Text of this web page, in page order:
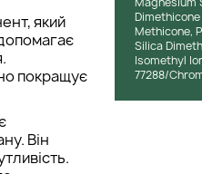
який
покращує
Він
Methicone,
Silica
Isomethyl
77288/